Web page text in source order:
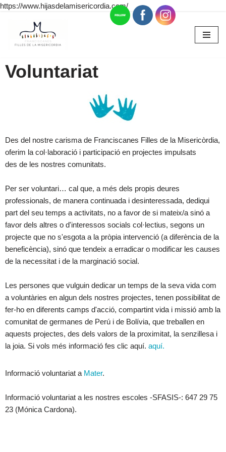
https://www.hijasdelamisericordia.com/
Omet
contingut
Voluntariat
Des del nostre carisma de Franciscanes Filles de la Misericòrdia,
oferim la col·laboració i participació en projectes impulsats
des de les nostres comunitats.
Per ser voluntari… cal que, a més dels propis deures
professionals, de manera continuada i desinteressada, dediqui
part del seu temps a activitats, no a favor de si mateix/a sinó a
favor dels altres o d'interessos socials col·lectius, segons un
projecte que no s'esgota a la pròpia intervenció (a diferència de la
beneficència), sinó que tendeix a erradicar o modificar les causes
de la necessitat i de la marginació social.
Les persones que vulguin dedicar un temps de la seva vida com
a voluntàries en algun dels nostres projectes, tenen possibilitat de
fer-ho en diferents camps d'acció, compartint vida i missió amb la
comunitat de germanes de Perú i de Bolívia, que treballen en
aquests projectes, des dels valors de la proximitat, la senzillesa i
la joia. Si vols més informació fes clic aquí. aquí.
Informació voluntariat a Mater.
Informació voluntariat a les nostres escoles -SFASIS-: 647 29 75
23 (Mónica Cardona).